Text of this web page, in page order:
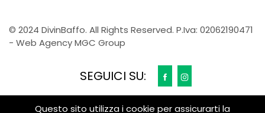
© 2024 DivinBaffo. All Rights Reserved. P.Iva: 02062190471
- Web Agency MGC Group
SEGUICI SU:
Questo sito utilizza i cookie per assicurarti la